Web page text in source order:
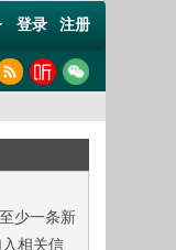
登录 注册
少一条新
相关信